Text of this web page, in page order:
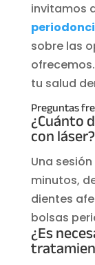
invitamos
sobre las
tu salud
Preguntas
¿Cuánto
con láser?
Una
minutos,
dientes
bolsas
¿Es